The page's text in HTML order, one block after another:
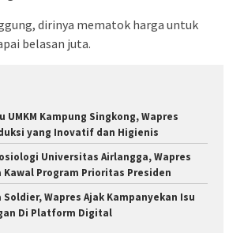
dirinya mematok harga untuk
belasan juta.
UMKM Kampung Singkong, Wapres
yang Inovatif dan Higienis
Universitas Airlangga, Wapres
Kawal Program Prioritas Presiden
Wapres Ajak Kampanyekan Isu
Di Platform Digital